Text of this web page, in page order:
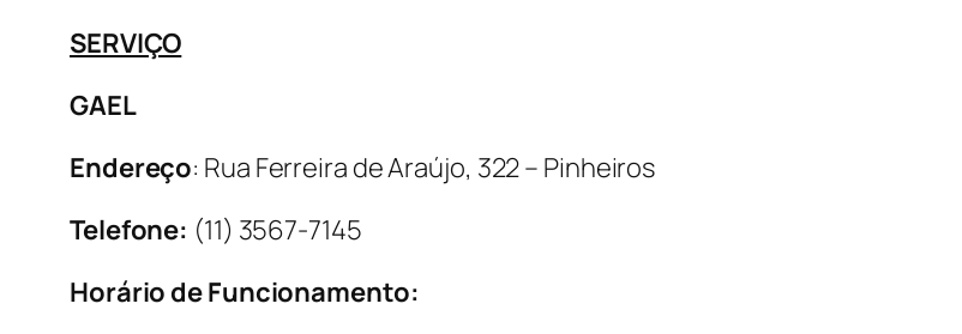
SERVIÇO
GAEL
Endereço: Rua Ferreira de Araújo, 322 – Pinheiros
Telefone: (11) 3567-7145
Horário de Funcionamento: